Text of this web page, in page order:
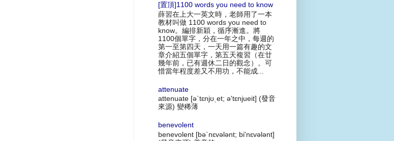
[置頂]1100 words you need to know
薛習在上大一英文時，老師用了一本
教材叫做 1100 words you need to
know。編排新穎，循序漸進。將
1100個單字，分在一年之中，每週的
第一至第四天，一天用一篇有趣的文
章介紹五個單字，第五天複習（在廿
幾年前，已有週休二日的觀念）。可
惜當年程度差又不用功，不能成...
attenuate
attenuate [ə`tɛnjʊˌet; ə'tɛnjueit] (發音
來源) 變稀薄
benevolent
benevolent [bə`nɛvələnt; bi'nɛvələnt]